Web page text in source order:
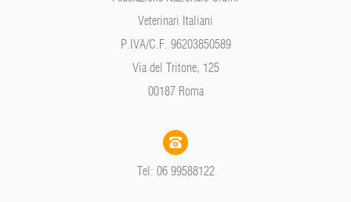
Veterinari Italiani
P.IVA/C.F. 96203850589
Via del Tritone, 125
00187 Roma
Tel: 06 99588122